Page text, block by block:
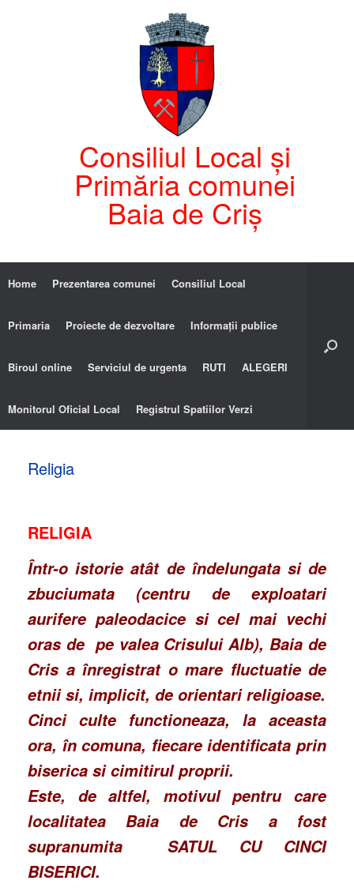
Consiliul Local și
Primăria comunei
Baia de Criș
Home Prezentarea comunei Consiliul Local
Primaria Proiecte de dezvoltare Informații publice
Biroul online Serviciul de urgenta RUTI ALEGERI
Monitorul Oficial Local Registrul Spatiilor Verzi
Religia
RELIGIA
Într-o istorie atât de îndelungata si de
zbuciumata (centru de exploatari
aurifere paleodacice si cel mai vechi
oras de pe valea Crisului Alb), Baia de
Cris a înregistrat o mare fluctuatie de
etnii si, implicit, de orientari religioase.
Cinci culte functioneaza, la aceasta
ora, în comuna, fiecare identificata prin
biserica si cimitirul proprii.
Este, de altfel, motivul pentru care
localitatea Baia de Cris a fost
supranumita SATUL CU CINCI
BISERICI.